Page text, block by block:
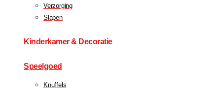
Verzorging
Slapen
Kinderkamer & Decoratie
Speelgoed
Knuffels